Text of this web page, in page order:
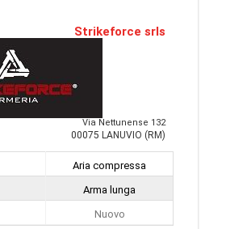
Strikeforce srls
Via Nettunense 132
00075 LANUVIO (RM)
Aria compressa
Arma lunga
Nuovo